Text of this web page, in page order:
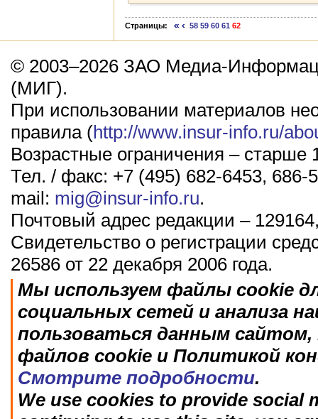
Страницы: 58 59 60 61 62
© 2003–2026 ЗАО Медиа-
(МИГ).
При использовании материалов
правила (http://www.insur-info.ru/
Возрастные ограничения – старше
Тел. / факс: +7 (495) 682-6453, 686-
mail: mig@insur-info.ru.
Почтовый адрес редакции –
Свидетельство о регистрации
26586 от 22 декабря 2006 года.
Мы используем файлы cookie
социальных сетей и анализа
пользоваться данным
файлов cookie и Политикой
Смотрите подробности.
We use cookies to provide social